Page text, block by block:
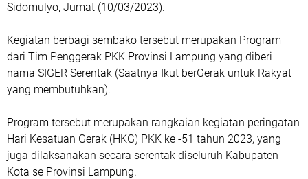
Sidomulyo, Jumat (10/03/2023).
Kegiatan berbagi sembako tersebut merupakan Program
dari Tim Penggerak PKK Provinsi Lampung yang diberi
nama SIGER Serentak (Saatnya Ikut berGerak untuk Rakyat
yang membutuhkan).
Program tersebut merupakan rangkaian kegiatan peringatan
Hari Kesatuan Gerak (HKG) PKK ke -51 tahun 2023, yang
juga dilaksanakan secara serentak diseluruh Kabupaten
Kota se Provinsi Lampung.